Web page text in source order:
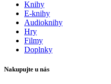
Knihy
E-knihy
Audioknihy
Hry
Filmy
Doplnky
Nakupujte u nás